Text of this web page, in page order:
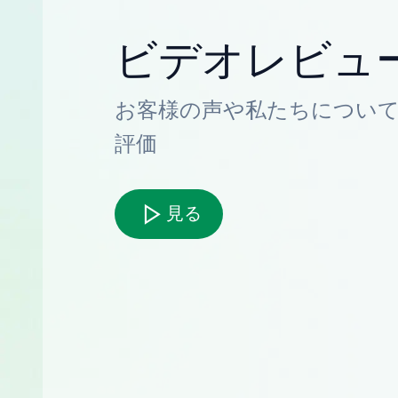
ビデオレビュ
お客様の声や私たちについ
評価
見る